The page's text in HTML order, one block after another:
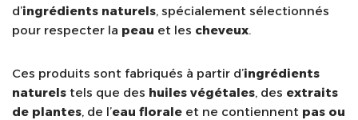
d’ingrédients naturels, spécialement sélectionnés
pour respecter la peau et les cheveux.
Ces produits sont fabriqués à partir d’ingrédients
naturels tels que des huiles végétales, des extraits
de plantes, de l’eau florale et ne contiennent pas ou